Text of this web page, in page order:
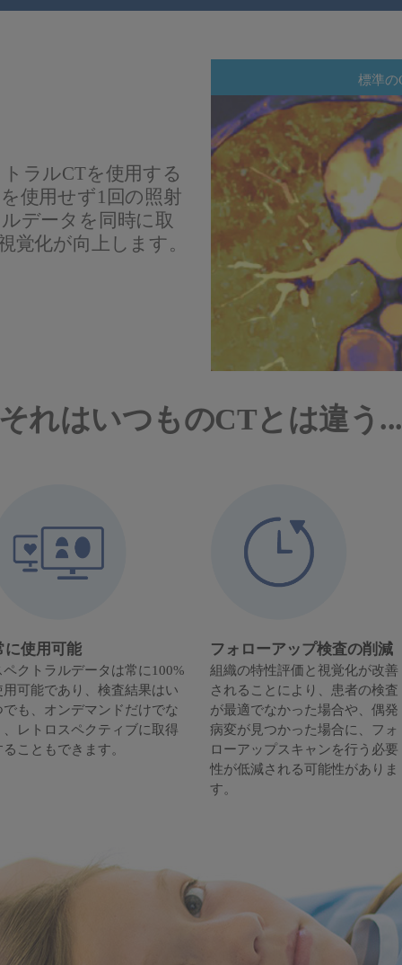
ラルCTを使用する
使用せず1回の照射
データを同時に取
覚化が向上します。
標準の
れはいつものCTとは違う...
に使用可能
ペクトラルデータは常に100%
用可能であり、検査結果はい
でも、オンデマンドだけでな
、レトロスペクティブに取得
ることもできます。
フォローアップ検査の削減
組織の特性評価と視覚化が改善
されることにより、患者の検査
が最適でなかった場合や、偶発
病変が見つかった場合に、フォ
ローアップスキャンを行う必要
性が低減される可能性がありま
す。